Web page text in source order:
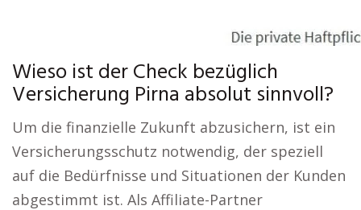
Wieso ist der Check bezüglich
Versicherung Pirna absolut sinnvoll?
Um die finanzielle Zukunft abzusichern, ist ein
Versicherungsschutz notwendig, der speziell
auf die Bedürfnisse und Situationen der Kunden
abgestimmt ist. Als Affiliate-Partner